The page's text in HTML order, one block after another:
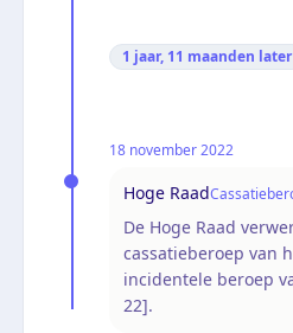
1 jaar, 11 maanden later
18 november 2022
Hoge Raad
De Hoge Raad
cassatieberoep van
incidentele beroep
22].